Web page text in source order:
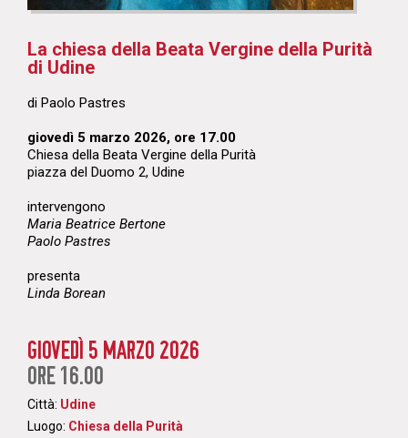
La chiesa della Beata Vergine della Purità
di Udine
di Paolo Pastres
giovedì 5 marzo 2026, ore 17.00
Chiesa della Beata Vergine della Purità
piazza del Duomo 2, Udine
intervengono
Maria Beatrice Bertone
Paolo Pastres
presenta
Linda Borean
GIOVEDÌ 5 MARZO 2026
ORE 16.00
Città: Udine
Luogo: Chiesa della Purità